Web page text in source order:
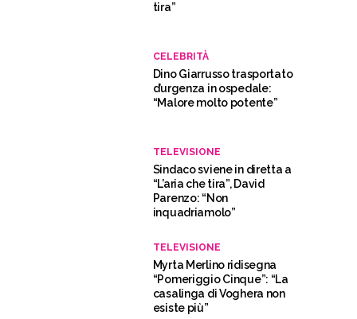
tira”
CELEBRITÀ
Dino Giarrusso trasportato
d’urgenza in ospedale:
“Malore molto potente”
TELEVISIONE
Sindaco sviene in diretta a
“L’aria che tira”, David
Parenzo: “Non
inquadriamolo”
TELEVISIONE
Myrta Merlino ridisegna
“Pomeriggio Cinque”: “La
casalinga di Voghera non
esiste più”